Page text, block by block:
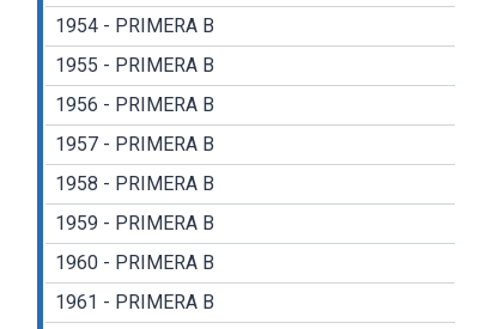
1954 - PRIMERA B
1955 - PRIMERA B
1956 - PRIMERA B
1957 - PRIMERA B
1958 - PRIMERA B
1959 - PRIMERA B
1960 - PRIMERA B
1961 - PRIMERA B